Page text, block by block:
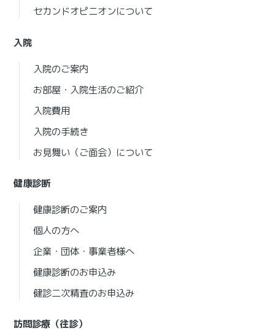
セカンドオピニオンについて
入院
入院のご案内
お部屋・入院生活のご紹介
入院費用
入院の手続き
お見舞い（ご面会）について
健康診断
健康診断のご案内
個人の方へ
企業・団体・事業者様へ
健康診断のお申込み
健診二次精査のお申込み
訪問診療（往診）